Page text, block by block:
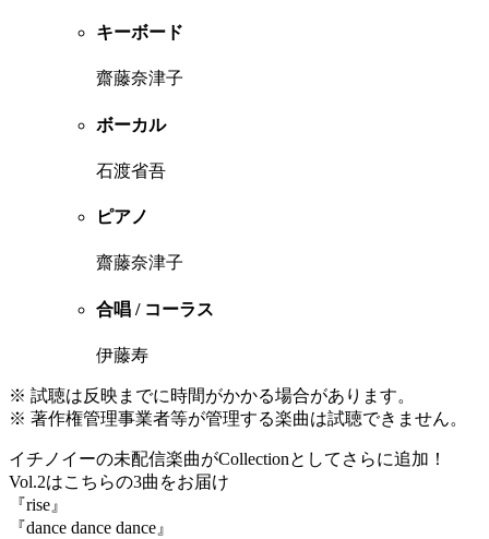
キーボード
齋藤奈津子
ボーカル
石渡省吾
ピアノ
齋藤奈津子
合唱 / コーラス
伊藤寿
※ 試聴は反映までに時間がかかる場合があります。
※ 著作権管理事業者等が管理する楽曲は試聴できません。
イチノイーの未配信楽曲がCollectionとしてさらに追加！
Vol.2はこちらの3曲をお届け
『rise』
『dance dance dance』